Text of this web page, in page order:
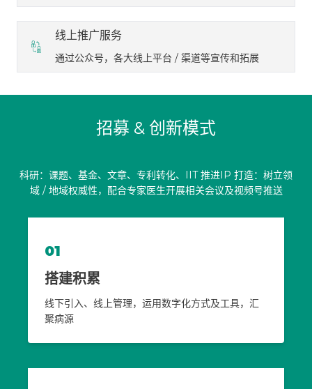
线上推广服务
通过公众号，各大线上平台 / 渠道等宣传和拓展
招募 & 创新模式
科研：课题、基金、文章、专利转化、IIT 推进 IP 打造：树立领
域 / 地域权威性，配合专家医生开展相关会议及视频号推送
01
搭建积累
线下引入、线上管理，运用数字化方式及工具，汇
聚病源